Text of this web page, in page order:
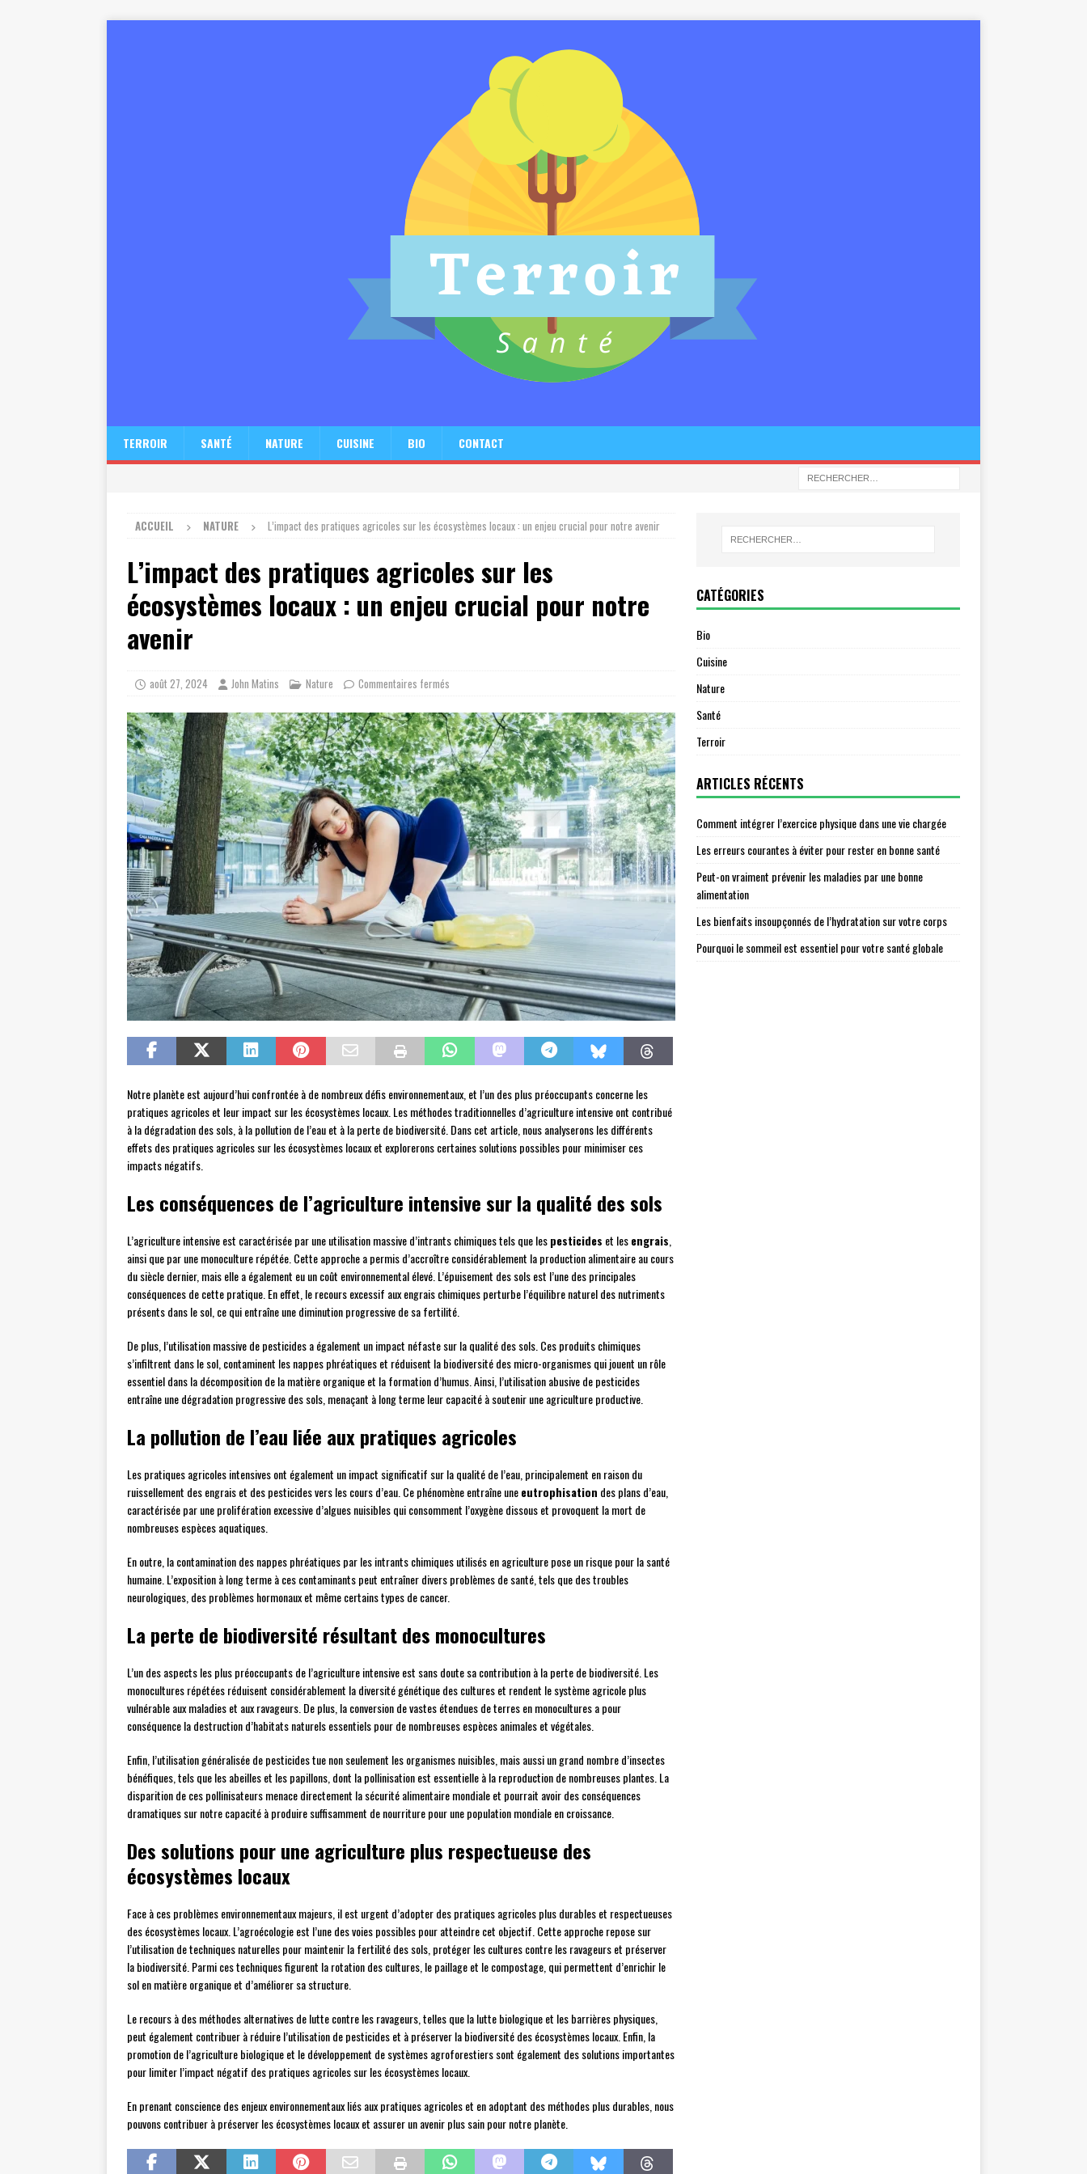
TERROIR SANTÉ NATURE CUISINE BIO CONTACT
ACCUEIL NATURE L’impact des pratiques agricoles sur les écosystèmes locaux : un enjeu crucial pour notre avenir
L’impact des pratiques agricoles sur les
écosystèmes locaux : un enjeu crucial pour notre
avenir
août 27, 2024 John Matins Nature Commentaires fermés
Notre planète est aujourd’hui confrontée à de nombreux défis environnementaux, et l’un des plus préoccupants concerne les
pratiques agricoles et leur impact sur les écosystèmes locaux. Les méthodes traditionnelles d’agriculture intensive ont contribué
à la dégradation des sols, à la pollution de l’eau et à la perte de biodiversité. Dans cet article, nous analyserons les différents
effets des pratiques agricoles sur les écosystèmes locaux et explorerons certaines solutions possibles pour minimiser ces
impacts négatifs.
Les conséquences de l’agriculture intensive sur la qualité des sols
L’agriculture intensive est caractérisée par une utilisation massive d’intrants chimiques tels que lespesticides et lesengrais
ainsi que par une monoculture répétée. Cette approche a permis d’accroître considérablement la production alimentaire au cours
du siècle dernier, mais elle a également eu un coût environnemental élevé. L’épuisement des sols est l’une des principales
conséquences de cette pratique. En effet, le recours excessif aux engrais chimiques perturbe l’équilibre naturel des nutriments
présents dans le sol, ce qui entraîne une diminution progressive de sa fertilité.
De plus, l’utilisation massive de pesticides a également un impact néfaste sur la qualité des sols. Ces produits chimiques
s’infiltrent dans le sol, contaminent les nappes phréatiques et réduisent la biodiversité des micro-organismes qui jouent un rôle
essentiel dans la décomposition de la matière organique et la formation d’humus. Ainsi, l’utilisation abusive de pesticides
entraîne une dégradation progressive des sols, menaçant à long terme leur capacité à soutenir une agriculture productive.
La pollution de l’eau liée aux pratiques agricoles
Les pratiques agricoles intensives ont également un impact significatif sur la qualité de l’eau, principalement en raison du
ruissellement des engrais et des pesticides vers les cours d’eau. Ce phénomène entraîne uneeutrophisation des plans d’eau,
caractérisée par une prolifération excessive d’algues nuisibles qui consomment l’oxygène dissous et provoquent la mort de
nombreuses espèces aquatiques.
En outre, la contamination des nappes phréatiques par les intrants chimiques utilisés en agriculture pose un risque pour la santé
humaine. L’exposition à long terme à ces contaminants peut entraîner divers problèmes de santé, tels que des troubles
neurologiques, des problèmes hormonaux et même certains types de cancer.
La perte de biodiversité résultant des monocultures
L’un des aspects les plus préoccupants de l’agriculture intensive est sans doute sa contribution à la perte de biodiversité. Les
monocultures répétées réduisent considérablement la diversité génétique des cultures et rendent le système agricole plus
vulnérable aux maladies et aux ravageurs. De plus, la conversion de vastes étendues de terres en monocultures a pour
conséquence la destruction d’habitats naturels essentiels pour de nombreuses espèces animales et végétales.
Enfin, l’utilisation généralisée de pesticides tue non seulement les organismes nuisibles, mais aussi un grand nombre d’insectes
bénéfiques, tels que les abeilles et les papillons, dont la pollinisation est essentielle à la reproduction de nombreuses plantes. La
disparition de ces pollinisateurs menace directement la sécurité alimentaire mondiale et pourrait avoir des conséquences
dramatiques sur notre capacité à produire suffisamment de nourriture pour une population mondiale en croissance.
Des solutions pour une agriculture plus respectueuse des
écosystèmes locaux
Face à ces problèmes environnementaux majeurs, il est urgent d’adopter des pratiques agricoles plus durables et respectueuses
des écosystèmes locaux. L’agroécologie est l’une des voies possibles pour atteindre cet objectif. Cette approche repose sur
l’utilisation de techniques naturelles pour maintenir la fertilité des sols, protéger les cultures contre les ravageurs et préserver
la biodiversité. Parmi ces techniques figurent la rotation des cultures, le paillage et le compostage, qui permettent d’enrichir le
sol en matière organique et d’améliorer sa structure.
Le recours à des méthodes alternatives de lutte contre les ravageurs, telles que la lutte biologique et les barrières physiques,
peut également contribuer à réduire l’utilisation de pesticides et à préserver la biodiversité des écosystèmes locaux. Enfin, la
promotion de l’agriculture biologique et le développement de systèmes agroforestiers sont également des solutions importantes
pour limiter l’impact négatif des pratiques agricoles sur les écosystèmes locaux.
En prenant conscience des enjeux environnementaux liés aux pratiques agricoles et en adoptant des méthodes plus durables, nous
pouvons contribuer à préserver les écosystèmes locaux et assurer un avenir plus sain pour notre planète.
CATÉGORIES
Bio
Cuisine
Nature
Santé
Terroir
ARTICLES RÉCENTS
Comment intégrer l’exercice physique dans une vie chargée
Les erreurs courantes à éviter pour rester en bonne santé
Peut-on vraiment prévenir les maladies par une bonne
alimentation
Les bienfaits insoupçonnés de l’hydratation sur votre corps
Pourquoi le sommeil est essentiel pour votre santé globale